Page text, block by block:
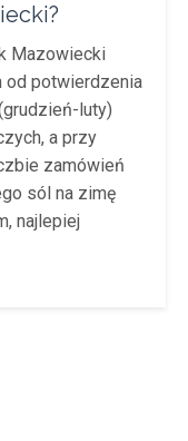
Mazowiecki
od potwierdzenia
luty)
a przy
zamówień
sól na zimę
najlepiej